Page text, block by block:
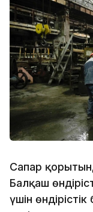
Сапар
Балқаш
үшін